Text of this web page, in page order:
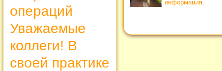
операций
Уважаемые
коллеги! В
своей практике
информация